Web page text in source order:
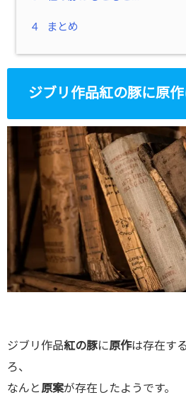
4 まとめ
ジブリ作品紅の豚に原
ジブリ作品紅の豚に原作は存在す
ろ、
なんと 原案が存在したようです。